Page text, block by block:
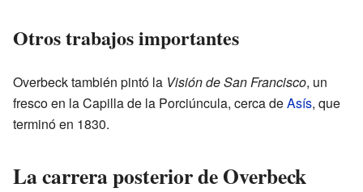
Otros trabajos importantes
Overbeck también pintó la Visión de San Francisco, un
fresco en la Capilla de la Porciúncula, cerca deAsís, que
terminó en 1830.
La carrera posterior de Overbeck